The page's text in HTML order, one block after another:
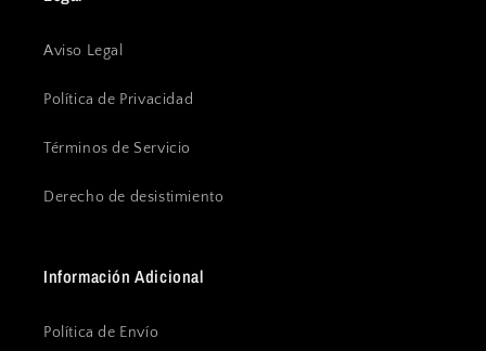
Aviso Legal
Política de Privacidad
Términos de Servicio
Derecho de desistimiento
Información Adicional
Política de Envío